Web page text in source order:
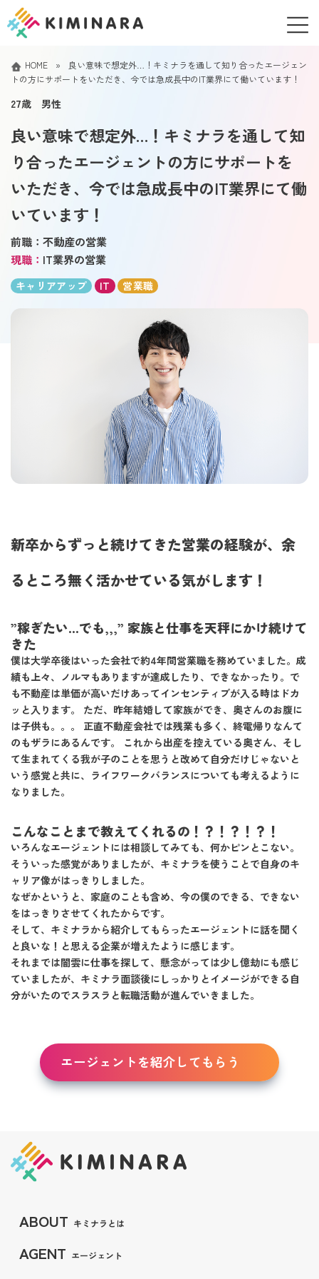
ン
ビ
27歳 男性
良い意味で想定外…！キミナラを通して知
り合ったエージェントの方にサポートを
いただき、今では急成長中のIT業界にて働
いています！
前職：不動産の営業
現職： IT業界の営業
キャリアアップ IT 営業職
HOME »
良い意味で想定外…！キミナラを通して知り合ったエージェン
トの方にサポートをいただき、今では急成長中のIT業界にて働いています！
新卒からずっと続けてきた営業の経験が、余
るところ無く活かせている気がします！
”稼ぎたい...でも,,,” 家族と仕事を天秤にかけ続けて
きた
僕は大学卒後はいった会社で約4年間営業職を務めていました。成
績も上々、ノルマもありますが達成したり、できなかったり。で
も不動産は単価が高いだけあってインセンティブが入る時はドカ
ッと入ります。 ただ、昨年結婚して家族ができ、奥さんのお腹に
は子供も。。。 正直不動産会社では残業も多く、終電帰りなんて
のもザラにあるんです。 これから出産を控えている奥さん、そし
て生まれてくる我が子のことを思うと改めて自分だけじゃないと
いう感覚と共に、ライフワークバランスについても考えるように
なりました。
こんなことまで教えてくれるの！？！？！？！
いろんなエージェントには相談してみても、何かピンとこない。
そういった感覚がありましたが、キミナラを使うことで自身のキ
ャリア像がはっきりしました。
なぜかというと、家庭のことも含め、今の僕のできる、できない
をはっきりさせてくれたからです。
そして、キミナラから紹介してもらったエージェントに話を聞く
と良いな！と思える企業が増えたように感じます。
それまでは闇雲に仕事を探して、懸念がっては少し億劫にも感じ
ていましたが、キミナラ面談後にしっかりとイメージができる自
分がいたのでスラスラと転職活動が進んでいきました。
エージェントを紹介してもらう
ABOUT キミナラとは
AGENT エージェント